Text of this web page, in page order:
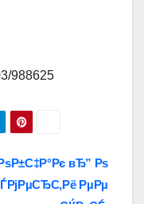
988625
вЂ” Рѕ
РµРµ